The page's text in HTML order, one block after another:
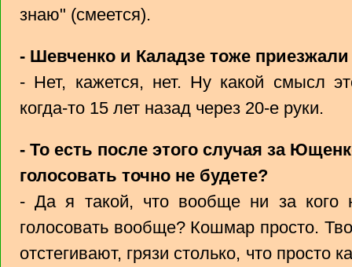
знаю" (смеется).
- Шевченко и Каладзе тоже
- Нет, кажется, нет. Ну какой смысл
когда-то 15 лет назад через 20-е руки.
- То есть после этого случая за
голосовать точно не будете?
- Да я такой, что вообще ни за кого
голосовать вообще? Кошмар просто.
отстегивают, грязи столько, что